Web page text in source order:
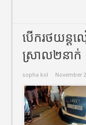
បើករថយន្ត
ស្រាល២នាក់
sopha kol November